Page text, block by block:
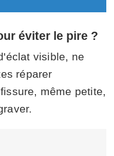
éviter le pire ?
visible, ne
réparer
même petite,